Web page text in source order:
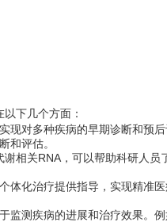
下几个方面：
现对多种疾病的早期诊断和预
和评估。
相关RNA，可以帮助科研人
体化治疗提供指导，实现精准
监测疾病的进展和治疗效果。